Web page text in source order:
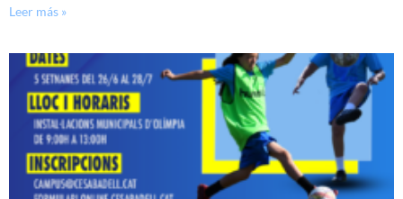
Leer más »